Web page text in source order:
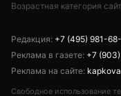
Возрастная категория
Редакция: +7 (495) 981-
Реклама в газете: +7
Реклама на сайте:
Свободное использование